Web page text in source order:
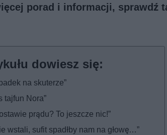
porad i informacji, sprawdź
na skuterze”
tajfun Nora”
prądu? To jeszcze nic!”
wstali, sufit spadłby nam na głowę…”